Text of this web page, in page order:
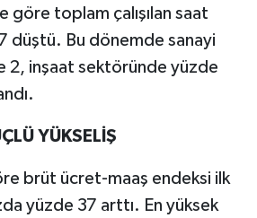
göre toplam çalışılan saat
düştü. Bu dönemde sanayi
2, inşaat sektöründe yüzde
YÜKSELİŞ
brüt ücret-maaş endeksi ilk
yüzde 37 arttı. En yüksek